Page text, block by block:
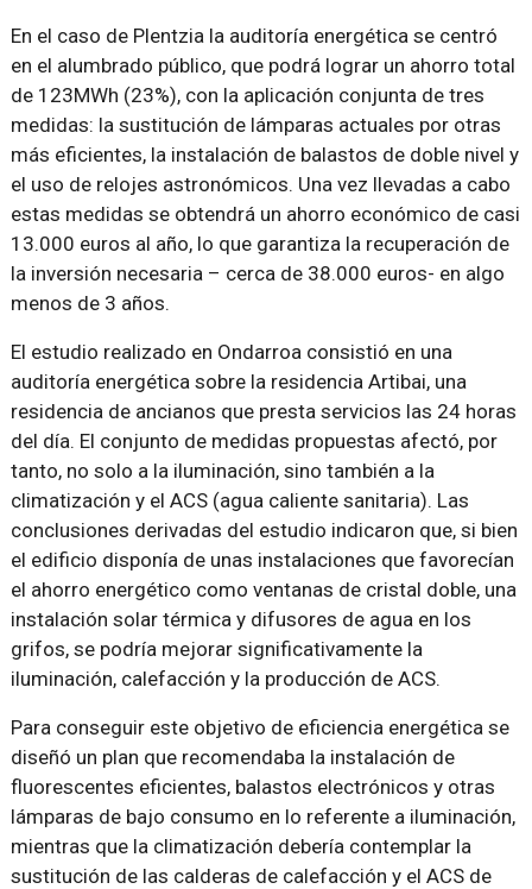
En el caso de Plentzia la auditoría energética se centró
en el alumbrado público, que podrá lograr un ahorro total
de 123MWh (23%), con la aplicación conjunta de tres
medidas: la sustitución de lámparas actuales por otras
más eficientes, la instalación de balastos de doble nivel y
el uso de relojes astronómicos. Una vez llevadas a cabo
estas medidas se obtendrá un ahorro económico de casi
13.000 euros al año, lo que garantiza la recuperación de
la inversión necesaria – cerca de 38.000 euros- en algo
menos de 3 años.
El estudio realizado en Ondarroa consistió en una
auditoría energética sobre la residencia Artibai, una
residencia de ancianos que presta servicios las 24 horas
del día. El conjunto de medidas propuestas afectó, por
tanto, no solo a la iluminación, sino también a la
climatización y el ACS (agua caliente sanitaria). Las
conclusiones derivadas del estudio indicaron que, si bien
el edificio disponía de unas instalaciones que favorecían
el ahorro energético como ventanas de cristal doble, una
instalación solar térmica y difusores de agua en los
grifos, se podría mejorar significativamente la
iluminación, calefacción y la producción de ACS.
Para conseguir este objetivo de eficiencia energética se
diseñó un plan que recomendaba la instalación de
fluorescentes eficientes, balastos electrónicos y otras
lámparas de bajo consumo en lo referente a iluminación,
mientras que la climatización debería contemplar la
sustitución de las calderas de calefacción y el ACS de